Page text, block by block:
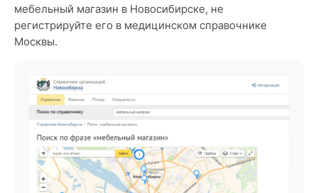
мебельный магазин в Новосибирске, не
регистрируйте его в медицинском справочнике
Москвы.